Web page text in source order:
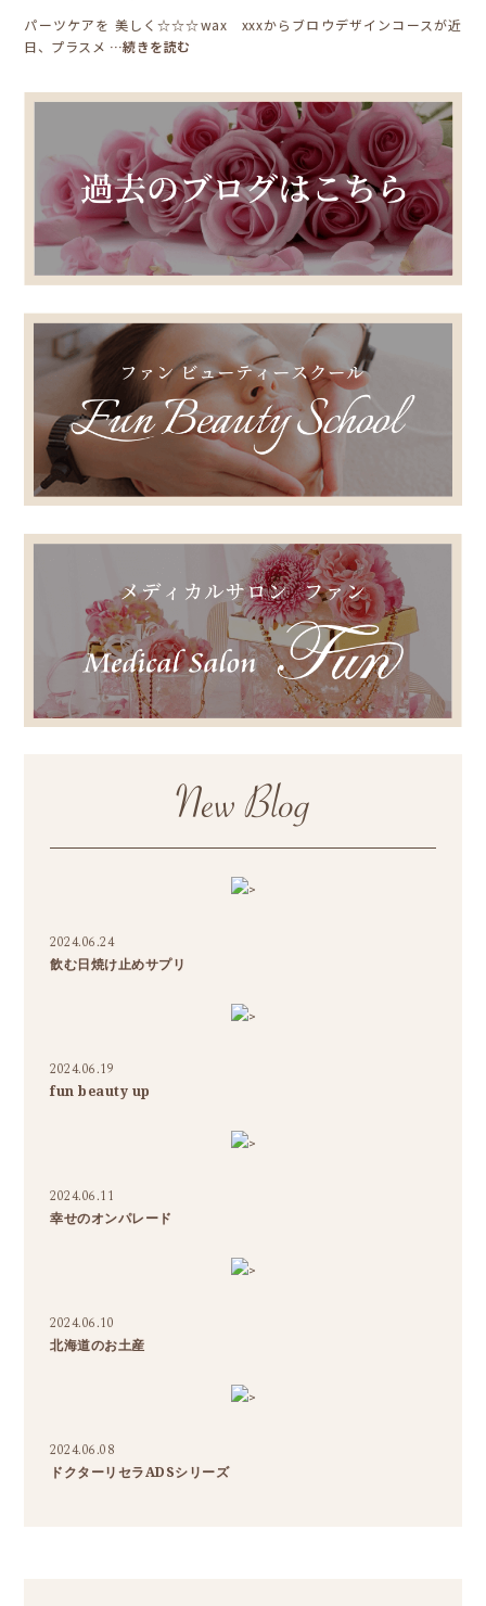
パーツケアを 美しく☆☆☆wax xxxからブロウデザインコースが近
日、プラスメ …続きを読む
>
2024.06.24
飲む日焼け止めサプリ
>
2024.06.19
fun beauty up
>
2024.06.11
幸せのオンパレード
>
2024.06.10
北海道のお土産
>
2024.06.08
ドクターリセラADSシリーズ